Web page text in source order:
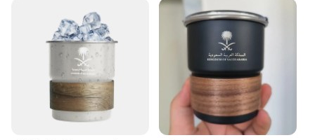
Shape or Size or Weight or Quantity: Set of 6 cups,
each with a capacity of 100ml
Performance and Property: Microwave and
dishwasher safe for easy cleaning
Parts and Accessories: Comes with a matching
saucer for each cup
Features:
**Exquisite Craftsmanship and Traditional